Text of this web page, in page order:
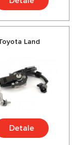
Land
Detale